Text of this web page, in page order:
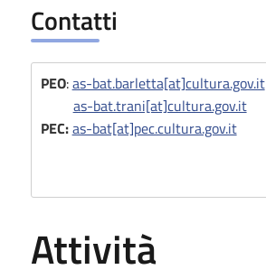
Contatti
PEO:as-bat.barletta[at]cultura.gov.it
as-bat.trani[at]cultura.gov.it
PEC:as-bat[at]pec.cultura.gov.it
Attività